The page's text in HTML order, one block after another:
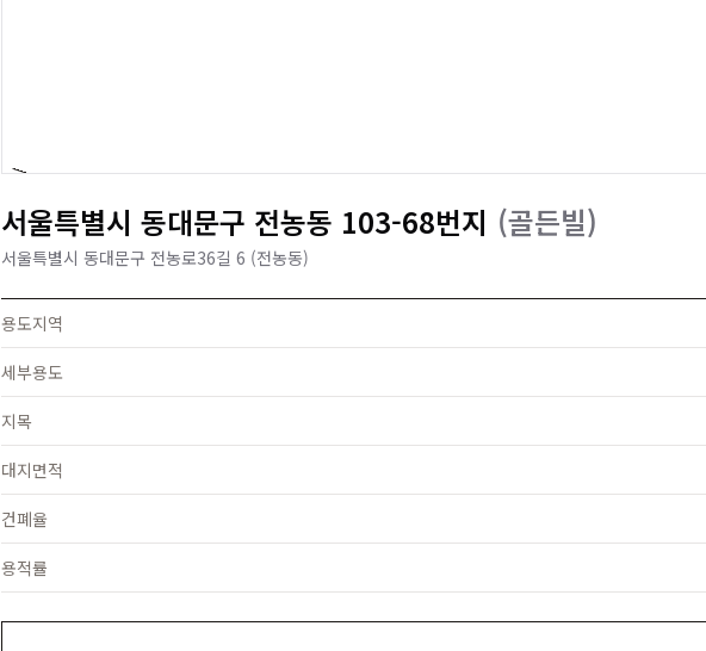
서울특별시 동대문구 전농동 103-68번지 (골든빌)
서울특별시 동대문구 전농로36길 6 (전농동)
용도지역
세부용도
지목
대지면적
건폐율
용적률